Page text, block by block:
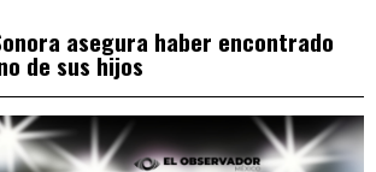
asegura haber encontrado
de sus hijos